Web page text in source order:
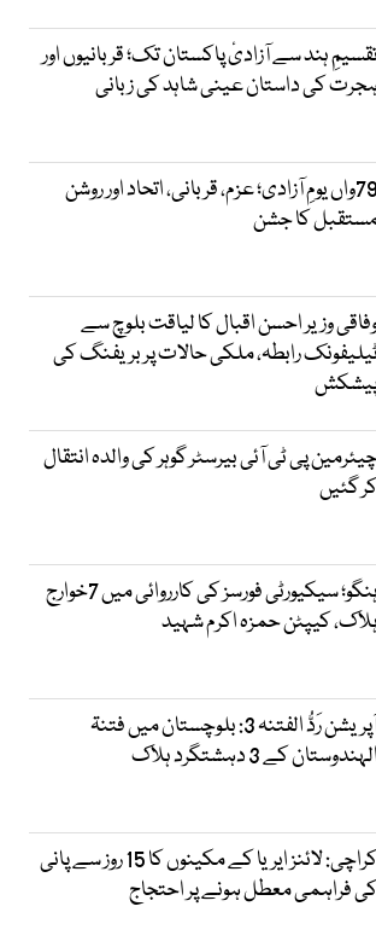
ہند سے آزادیٔ پاکستان تک؛ قربانیوں اور
کی داستان عینی شاہد کی زبانی
79واں یومِ آزادی؛ عزم، قربانی، اتحاد اور روشن
کا جشن
وزیر احسن اقبال کا لیاقت بلوچ سے
رابطہ، ملکی حالات پر بریفنگ کی
پی ٹی آئی بیرسٹر گوہر کی والدہ انتقال
کر گئیں
ہنگو؛ سیکیورٹی فورسز کی کارروائی میں 7خوارج
ہلاک، کیپٹن حمزہ اکرم شہید
آپریشن رَدُّ الفتنہ 3: بلوچستان میں فتنۃ
الہندوستان کے 3 دہشتگرد ہلاک
کراچی: لائنز ایریا کے مکینوں کا 15 روز سے پانی
کی فراہمی معطل ہونے پر احتجاج